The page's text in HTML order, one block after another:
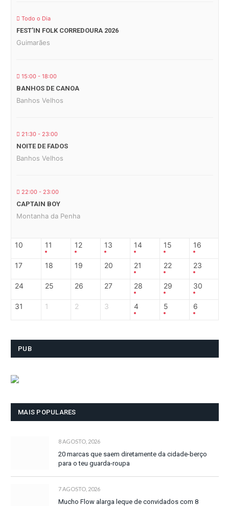
Todo o Dia
FEST’IN FOLK CORREDOURA 2026
Guimarães
15:00 - 18:00
BANHOS DE CANOA
Banhos Velhos
21:30 - 23:00
NOITE DE FADOS
Banhos Velhos
22:00 - 23:00
CAPTAIN BOY
Montanha da Penha
10 11 12 13 14 15 16
17 18 19 20 21 22 23
24 25 26 27 28 29 30
31 1 2 3 4 5 6
PUB
MAIS POPULARES
8 AGOSTO, 2026
20 marcas que saem diretamente da cidade-berço
para o teu guarda-roupa
7 AGOSTO, 2026
Mucho Flow alarga leque de convidados com 8